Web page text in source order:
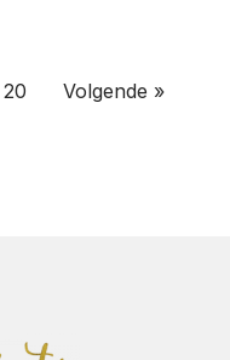
20 Volgende »